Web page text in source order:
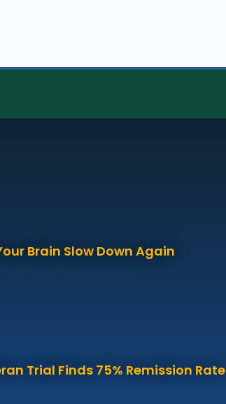
Brain Slow Down Again
Trial Finds 75% Remission Rate